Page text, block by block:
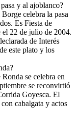
y al ajoblanco?
celebra la pasa
Es Fiesta de
22 de julio de 2004.
de Interés
este plato y los
se celebra en
se reconvirtió
Goyesca. El
cabalgata y actos